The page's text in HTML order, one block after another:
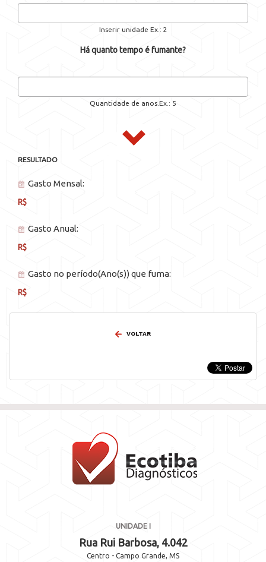
Inserir unidade Ex.: 2
Há quanto tempo é fumante?
Quantidade de anos.Ex.: 5
RESULTADO
Gasto Mensal:
R$
Gasto Anual:
R$
Gasto no período(Ano(s)) que fuma:
R$
VOLTAR
UNIDADE I
Rua Rui Barbosa, 4.042
Centro - Campo Grande, MS